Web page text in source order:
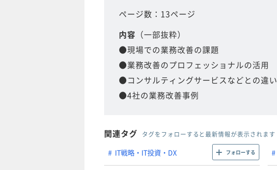
ページ数：13ページ
内容 （一部抜粋）
●現場での業務改善の課題
●業務改善のプロフェッショナルの活用
●コンサルティングサービスなどとの違い
●4社の業務改善事例
関連タグ タグをフォローすると最新情報が表示されます
IT戦略・IT投資・DX フォローする